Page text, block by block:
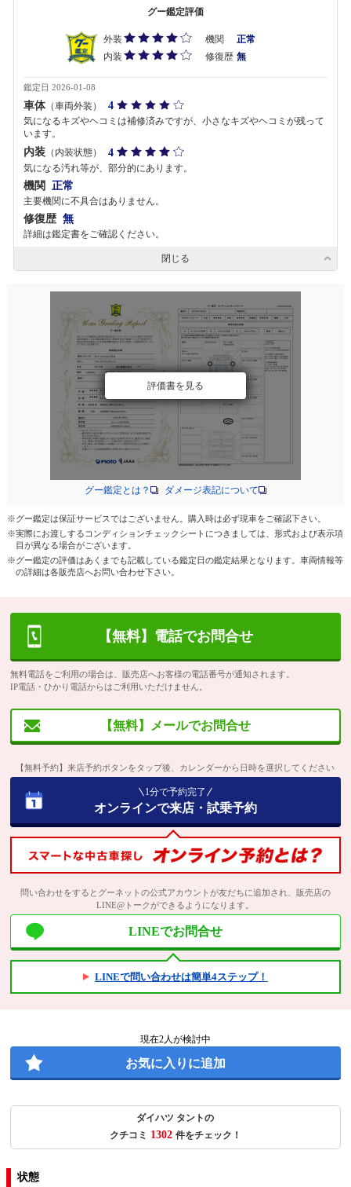
グー鑑定評価
外装 機関
正常
内装
修復歴 無
鑑定日 2026-01-08
車体（車両外装） 4
気になるキズやヘコミは補修済みですが、小さなキズやヘコミが残って
います。
内装 （内装状態） 4
気になる汚れ等が、部分的にあります。
機関 正常
主要機関に不具合はありません。
修復歴 無
詳細は鑑定書をご確認ください。
閉じる
評価書を見る
グー鑑定とは？ ダメージ表記について
※グー鑑定は保証サービスではございません。購入時は必ず現車をご確認下さい。
※実際にお渡しするコンディションチェックシートにつきましては、形式および表示項
目が異なる場合がございます。
※グー鑑定の評価はあくまでも記載している鑑定日の鑑定結果となります。車両情報等
の詳細は各販売店へお問い合わせ下さい。
【無料】電話でお問合せ
無料電話をご利用の場合は、販売店へお客様の電話番号が通知されます。
IP電話・ひかり電話からはご利用いただけません。
【無料】メールでお問合せ
【無料予約】来店予約ボタンをタップ後、カレンダーから日時を選択してください
1分で予約完了
オンラインで来店・試乗予約
問い合わせをするとグーネットの公式アカウントが友だちに追加され、販売店の
LINE@トークができるようになります。
LINEでお問合せ
LINEで問い合わせは簡単4ステップ！
現在2人が検討中
お気に入りに追加
ダイハツ タントの
クチコミ 1302 件をチェック！
状態